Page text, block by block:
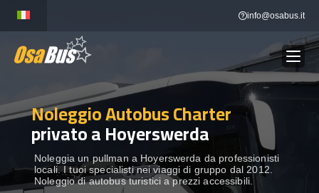
content
info@osabus.it
NOLEGGIO AUTOBUS Show dropdown
DESTINAZIONI Show dropdown
Noleggio Autobus Charter
privato a Hoyerswerda
Noleggia un pullman a Hoyerswerda da professionisti
locali. I tuoi specialisti nei viaggi di gruppo dal 2012.
Noleggio di autobus turistici a prezzi accessibili.